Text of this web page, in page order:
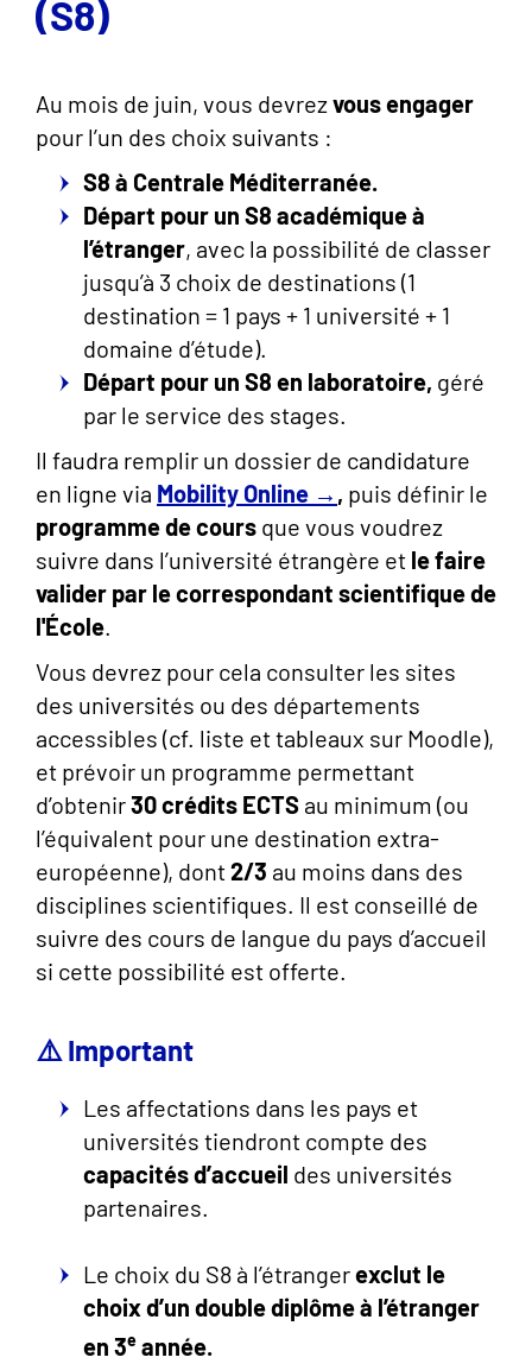
(S8)
Au mois de juin, vous devrezvous engager
pour l’un des choix suivants :
S8 à Centrale Méditerranée.
Départ pour un S8 académique à
l’étranger, avec la possibilité de classer
jusqu’à 3 choix de destinations (1
destination = 1 pays + 1 université + 1
domaine d’étude).
Départ pour un S8 en laboratoire, géré
par le service des stages.
Il faudra remplir un dossier de candidature
en ligne via Mobility Online → , puis définir le
programme de cours que vous voudrez
suivre dans l’université étrangère et le faire
valider par le correspondant scientifique de
l'École.
Vous devrez pour cela consulter les sites
des universités ou des départements
accessibles (cf. liste et tableaux sur Moodle),
et prévoir un programme permettant
d’obtenir30 crédits ECTS au minimum (ou
l’équivalent pour une destination extra-
européenne), dont2/3 au moins dans des
disciplines scientifiques. Il est conseillé de
suivre des cours de langue du pays d’accueil
si cette possibilité est offerte.
⚠️ Important
Les affectations dans les pays et
universités tiendront compte des
capacités d’accueil des universités
partenaires.
Le choix du S8 à l’étrangerexclut le
choix d’un double diplôme à l’étranger
en 3e année.